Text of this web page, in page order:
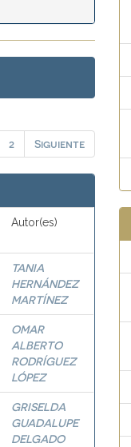
2 Siguiente
Autor(es)
TANIA
HERNÁNDEZ
MARTÍNEZ
OMAR
ALBERTO
RODRÍGUEZ
LÓPEZ
GRISELDA
GUADALUPE
DELGADO